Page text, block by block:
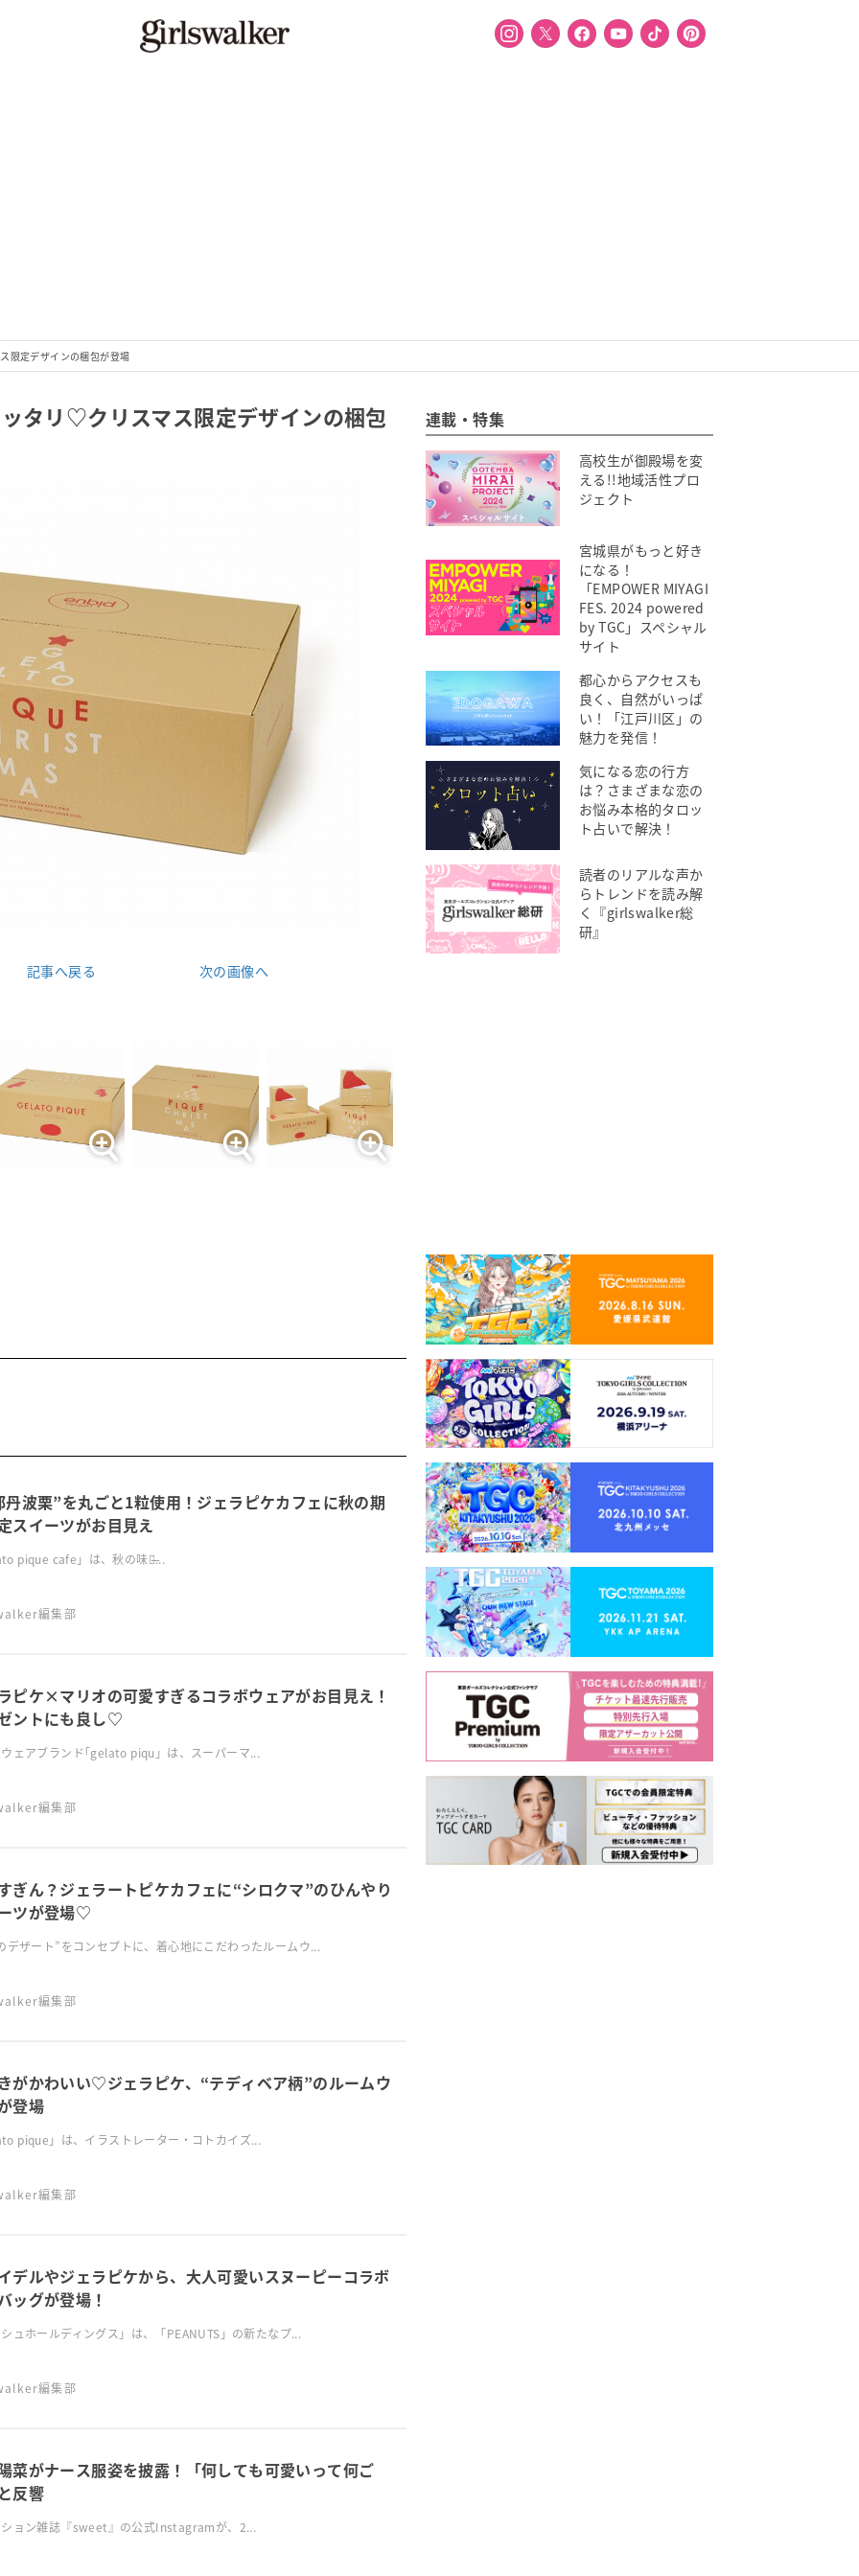
限定デザインの梱包が登場
タリ♡クリスマス限定デザインの梱包
記事へ戻る 次の画像へ
丹波栗”を丸ごと1粒使用！ジェラピケカフェに秋の期
スイーツがお目見え
pique cafe」は、秋の味覚̶...
編集部
ピケ×マリオの可愛すぎるコラボウェアがお目見え！
ントにも良し♡
ェアブランド｢gelato piqu」は、スーパーマ...
編集部
ぎん？ジェラートピケカフェに“シロクマ”のひんやり
ツが登場♡
デザート”をコンセプトに、着心地にこだわったルームウ...
編集部
がかわいい♡ジェラピケ、“テディベア柄”のルームウ
登場
pique」は、イラストレーター・コトカイズ...
編集部
デルやジェラピケから、大人可愛いスヌーピーコラボ
ッグが登場！
ュホールディングス」は、「PEANUTS」の新たなプ...
編集部
菜がナース服姿を披露！「何しても可愛いって何ご
反響
ョン雑誌『sweet』の公式Instagramが、2...
連載・特集
高校生が御殿場を変
える!!地域活性プロ
ジェクト
宮城県がもっと好き
になる！
「EMPOWER MIYAGI
FES. 2024 powered
by TGC」スペシャル
サイト
都心からアクセスも
良く、自然がいっぱ
い！「江戸川区」の
魅力を発信！
気になる恋の行方
は？さまざまな恋の
お悩み本格的タロッ
ト占いで解決！
読者のリアルな声か
らトレンドを読み解
く『girlswalker総
研』